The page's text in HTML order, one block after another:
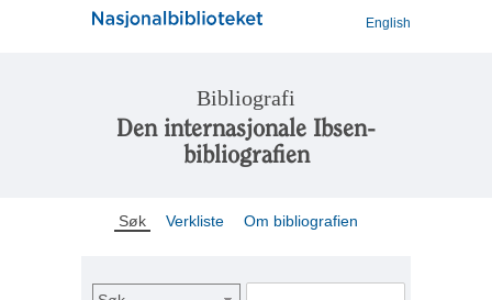
English
Bibliografi
Den internasjonale Ibsen-
bibliografien
Søk Verkliste Om bibliografien